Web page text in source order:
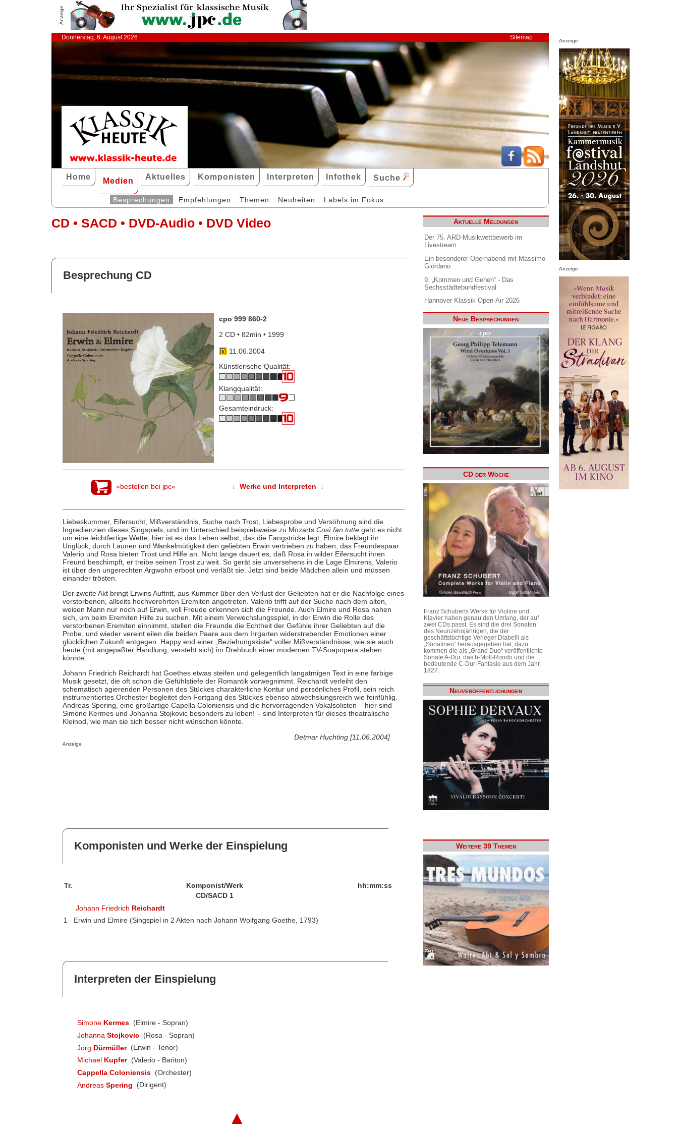
Anzeige
Donnerstag, 6. August 2026 Sitemap
Home Medien Aktuelles Komponisten Interpreten Infothek Suche
Besprechungen Empfehlungen Themen Neuheiten Labels im Fokus
CD • SACD • DVD-Audio • DVD Video
Besprechung CD
cpo 999 860-2
2 CD • 82min • 1999
11.06.2004
Künstlerische Qualität:
Klangqualität:
Gesamteindruck:
»bestellen bei jpc« ↓ Werke und Interpreten ↓
Liebeskummer, Eifersucht, Mißverständnis, Suche nach Trost, Liebesprobe und Versöhnung sind die
Ingredienzien dieses Singspiels, und im Unterschied beispielsweise zu Mozarts Così fan tuttegeht es nicht
um eine leichtfertige Wette, hier ist es das Leben selbst, das die Fangstricke legt: Elmire beklagt ihr
Unglück, durch Launen und Wankelmütigkeit den geliebten Erwin vertrieben zu haben, das Freundespaar
Valerio und Rosa bieten Trost und Hilfe an. Nicht lange dauert es, daß Rosa in wilder Eifersucht ihren
Freund beschimpft, er treibe seinen Trost zu weit. So gerät sie unversehens in die Lage Elmirens, Valerio
ist über den ungerechten Argwohn erbost und verläßt sie. Jetzt sind beide Mädchen allein und müssen
einander trösten.
Der zweite Akt bringt Erwins Auftritt, aus Kummer über den Verlust der Geliebten hat er die Nachfolge eines
verstorbenen, allseits hochverehrten Eremiten angetreten. Valerio trifft auf der Suche nach dem alten,
weisen Mann nur noch auf Erwin, voll Freude erkennen sich die Freunde. Auch Elmire und Rosa nahen
sich, um beim Eremiten Hilfe zu suchen. Mit einem Verwechslungsspiel, in der Erwin die Rolle des
verstorbenen Eremiten einnimmt, stellen die Freunde die Echtheit der Gefühle ihrer Geliebten auf die
Probe, und wieder vereint eilen die beiden Paare aus dem Irrgarten widerstrebender Emotionen einer
glücklichen Zukunft entgegen. Happy end einer „Beziehungskiste“ voller Mißverständnisse, wie sie auch
heute (mit angepaßter Handlung, versteht sich) im Drehbuch einer modernen TV-Soapopera stehen
könnte.
Johann Friedrich Reichardt hat Goethes etwas steifen und gelegentlich langatmigen Text in eine farbige
Musik gesetzt, die oft schon die Gefühlstiefe der Romantik vorwegnimmt. Reichardt verleiht den
schematisch agierenden Personen des Stückes charakterliche Kontur und persönliches Profil, sein reich
instrumentiertes Orchester begleitet den Fortgang des Stückes ebenso abwechslungsreich wie feinfühlig.
Andreas Spering, eine großartige Capella Coloniensis und die hervorragenden Vokalsolisten – hier sind
Simone Kermes und Johanna Stojkovic besonders zu loben! – sind Interpreten für dieses theatralische
Kleinod, wie man sie sich besser nicht wünschen könnte.
Detmar Huchting [11.06.2004]
Anzeige
Komponisten und Werke der Einspielung
Tr. Komponist/Werk
hh:mm:ss
CD/SACD 1
Johann Friedrich Reichardt
1
Erwin und Elmire (Singspiel in 2 Akten nach Johann Wolfgang Goethe, 1793)
Interpreten der Einspielung
Simone Kermes (Elmire - Sopran)
Johanna Stojkovic (Rosa - Sopran)
Jörg Dürmüller (Erwin - Tenor)
Michael Kupfer (Valerio - Bariton)
Cappella Coloniensis (Orchester)
Andreas Spering (Dirigent)
▲
Aktuelle Meldungen
Der 75. ARD-Musikwettbewerb im
Livestream
Ein besonderer Opernabend mit Massimo
Giordano
9. „Kommen und Gehen“ - Das
Sechsstädtebundfestival
Hannover Klassik Open-Air 2026
Neue Besprechungen
CD der Woche
Franz Schuberts Werke für Violine und
Klavier haben genau den Umfang, der auf
zwei CDs passt. Es sind die drei Sonaten
des Neunzehnjährigen, die der
geschäftstüchtige Verleger Diabelli als
„Sonatinen“ herausgegeben hat, dazu
kommen die als „Grand Duo“ veröffentlichte
Sonate A-Dur, das h-Moll-Rondo und die
bedeutende C-Dur-Fantasie aus dem Jahr
1827.
Neuveröffentlichungen
Weitere 39 Themen
Anzeige
Anzeige